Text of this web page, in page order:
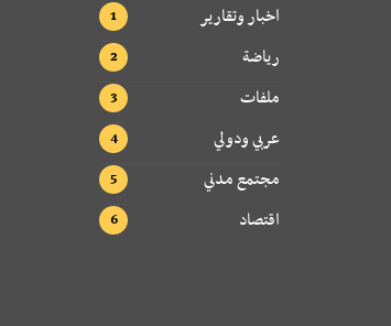
اخبار وتقارير
رياضة
ملفات
عربي ودولي
مجتمع مدني
اقتصاد